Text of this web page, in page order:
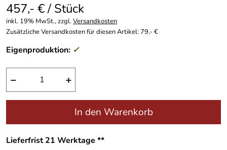
457,- € / Stück
inkl. 19% MwSt., zzgl.Versandkosten
Zusätzliche Versandkosten für diesen Artikel: 79,- €
Eigenproduktion: ✓
− +
In den Warenkorb
Lieferfrist 21 Werktage **